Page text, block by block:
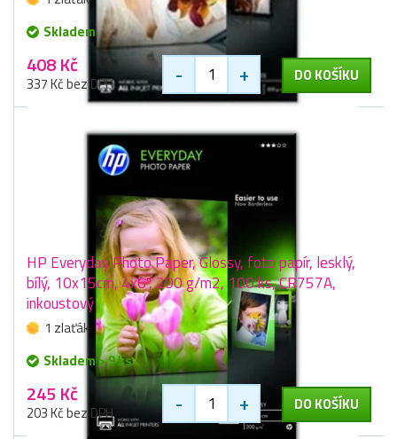
Skladem
408 Kč
337 Kč bez DPH - + DO KOŠÍKU
HP Everyday Photo Paper, Glossy, foto papír, lesklý,
bílý, 10x15cm, 4x6", 200 g/m2, 100 ks, CR757A,
inkoustový
1 zlaťák
Skladem > 9 ks
245 Kč
203 Kč bez DPH - + DO KOŠÍKU